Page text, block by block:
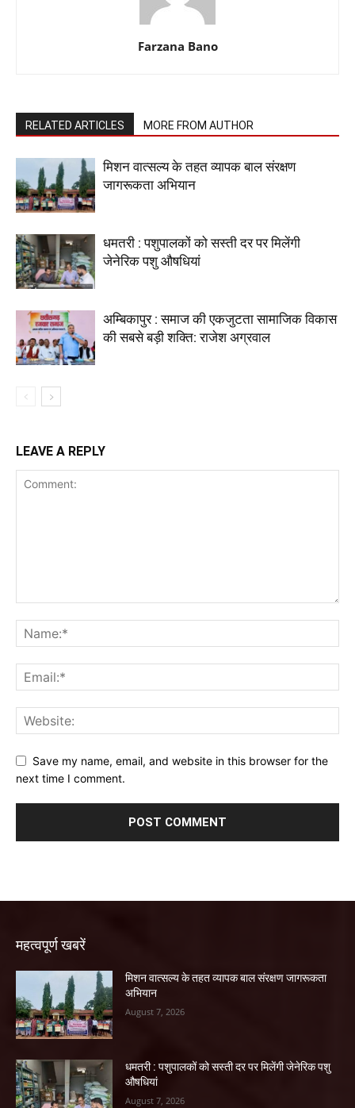
Farzana Bano
RELATED ARTICLES MORE FROM AUTHOR
मिशन वात्सल्य के तहत व्यापक बाल संरक्षण
जागरूकता अभियान
धमतरी : पशुपालकों को सस्ती दर पर मिलेंगी
जेनेरिक पशु औषधियां
अम्बिकापुर : समाज की एकजुटता सामाजिक विकास
की सबसे बड़ी शक्ति: राजेश अग्रवाल
LEAVE A REPLY
Save my name, email, and website in this browser for the
next time I comment.
महत्वपूर्ण खबरें
मिशन वात्सल्य के तहत व्यापक बाल संरक्षण जागरूकता
अभियान
August 7, 2026
धमतरी : पशुपालकों को सस्ती दर पर मिलेंगी जेनेरिक पशु
औषधियां
August 7, 2026